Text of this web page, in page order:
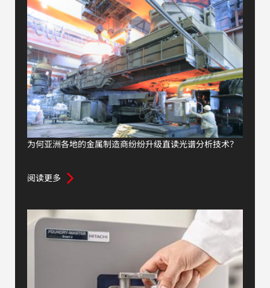
为何亚洲各地的金属制造商纷纷升级直读光谱分析技术？
阅读更多